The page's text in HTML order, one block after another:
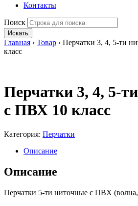
Контакты
Поиск
Искать
Главная › Товар › Перчатки 3, 4, 5-ти
класс
Перчатки 3, 4, 5-
с ПВХ 10 класс
Категория: Перчатки
Описание
Описание
Перчатки 5-ти ниточные с ПВХ (волна,